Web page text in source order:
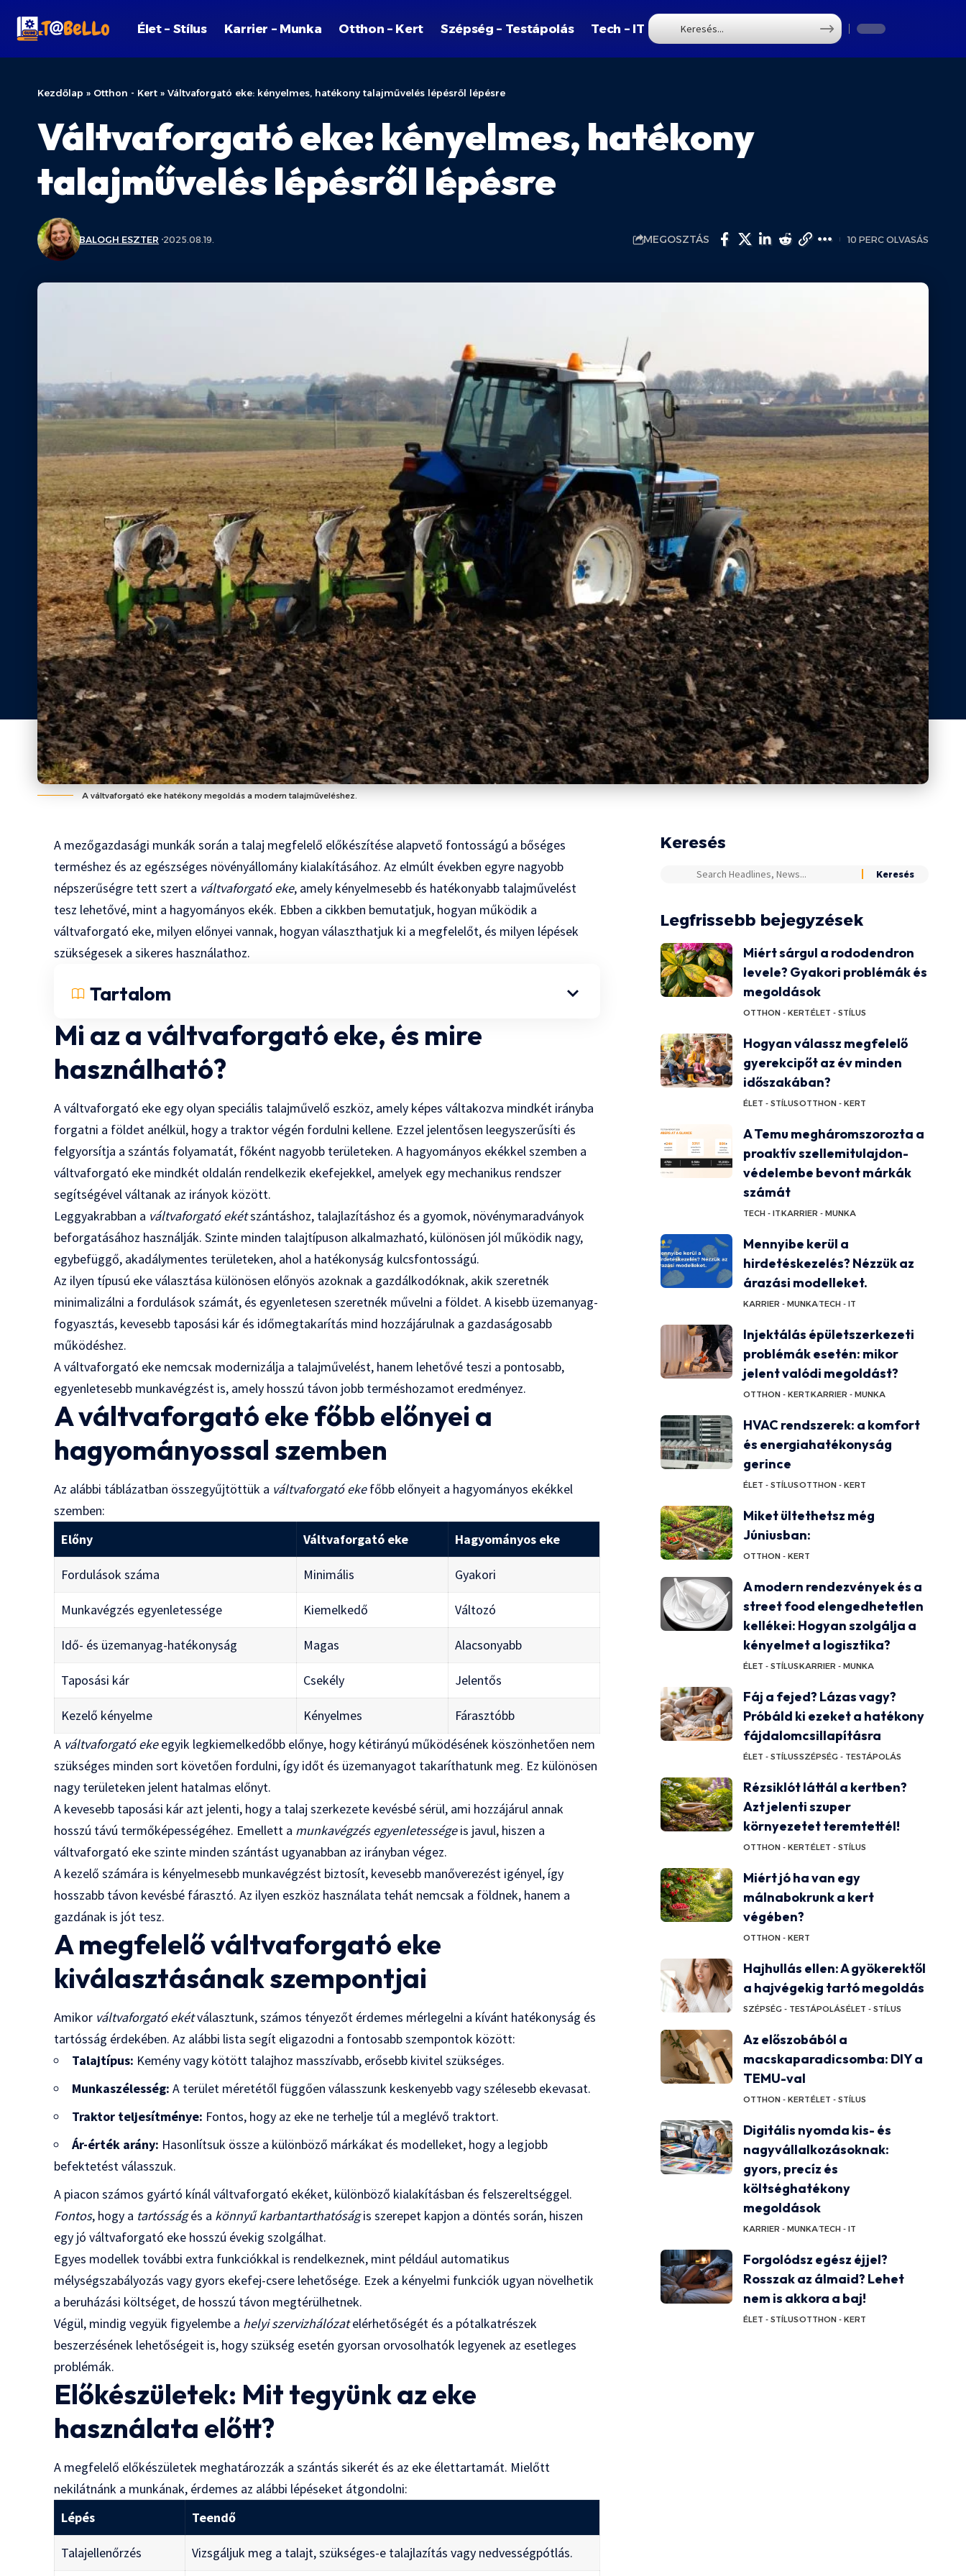
Élet – Stílus Karrier – Munka Otthon – Kert Szépség – Testápolás Tech – IT
Kezdőlap » Otthon - Kert » Váltvaforgató eke: kényelmes, hatékony talajművelés lépésről lépésre
Váltvaforgató eke: kényelmes, hatékony
talajművelés lépésről lépésre
BALOGH ESZTER 2025.08.19. MEGOSZTÁS 10 PERC OLVASÁS
A váltvaforgató eke hatékony megoldás a modern talajműveléshez.
A mezőgazdasági munkák során a talaj megfelelő előkészítése alapvető fontosságú a bőséges
terméshez és az egészséges növényállomány kialakításához. Az elmúlt években egyre nagyobb
népszerűségre tett szert a váltvaforgató eke, amely kényelmesebb és hatékonyabb talajművelést
tesz lehetővé, mint a hagyományos ekék. Ebben a cikkben bemutatjuk, hogyan működik a
váltvaforgató eke, milyen előnyei vannak, hogyan választhatjuk ki a megfelelőt, és milyen lépések
szükségesek a sikeres használathoz.
Tartalom
Mi az a váltvaforgató eke, és mire
használható?
A váltvaforgató eke egy olyan speciális talajművelő eszköz, amely képes váltakozva mindkét irányba
forgatni a földet anélkül, hogy a traktor végén fordulni kellene. Ezzel jelentősen leegyszerűsíti és
felgyorsítja a szántás folyamatát, főként nagyobb területeken. A hagyományos ekékkel szemben a
váltvaforgató eke mindkét oldalán rendelkezik ekefejekkel, amelyek egy mechanikus rendszer
segítségével váltanak az irányok között.
Leggyakrabban a váltvaforgató ekétszántáshoz, talajlazításhoz és a gyomok, növénymaradványok
beforgatásához használják. Szinte minden talajtípuson alkalmazható, különösen jól működik nagy,
egybefüggő, akadálymentes területeken, ahol a hatékonyság kulcsfontosságú.
Az ilyen típusú eke választása különösen előnyös azoknak a gazdálkodóknak, akik szeretnék
minimalizálni a fordulások számát, és egyenletesen szeretnék művelni a földet. A kisebb üzemanyag-
fogyasztás, kevesebb taposási kár és időmegtakarítás mind hozzájárulnak a gazdaságosabb
működéshez.
A váltvaforgató eke nemcsak modernizálja a talajművelést, hanem lehetővé teszi a pontosabb,
egyenletesebb munkavégzést is, amely hosszú távon jobb terméshozamot eredményez.
A váltvaforgató eke főbb előnyei a
hagyományossal szemben
Az alábbi táblázatban összegyűjtöttük a váltvaforgató ekefőbb előnyeit a hagyományos ekékkel
szemben:
Előny
Váltvaforgató eke Hagyományos eke
Fordulások száma Minimális Gyakori
Munkavégzés egyenletessége Kiemelkedő Változó
Idő- és üzemanyag-hatékonyság Magas Alacsonyabb
Taposási kár Csekély Jelentős
Kezelő kényelme Kényelmes
Fárasztóbb
A váltvaforgató ekeegyik legkiemelkedőbb előnye, hogy kétirányú működésének köszönhetően nem
szükséges minden sort követően fordulni, így időt és üzemanyagot takaríthatunk meg. Ez különösen
nagy területeken jelent hatalmas előnyt.
A kevesebb taposási kár azt jelenti, hogy a talaj szerkezete kevésbé sérül, ami hozzájárul annak
hosszú távú termőképességéhez. Emellett a munkavégzés egyenletességeis javul, hiszen a
váltvaforgató eke szinte minden szántást ugyanabban az irányban végez.
A kezelő számára is kényelmesebb munkavégzést biztosít, kevesebb manőverezést igényel, így
hosszabb távon kevésbé fárasztó. Az ilyen eszköz használata tehát nemcsak a földnek, hanem a
gazdának is jót tesz.
A megfelelő váltvaforgató eke
kiválasztásának szempontjai
Amikor váltvaforgató ekétválasztunk, számos tényezőt érdemes mérlegelni a kívánt hatékonyság és
tartósság érdekében. Az alábbi lista segít eligazodni a fontosabb szempontok között:
Talajtípus: Kemény vagy kötött talajhoz masszívabb, erősebb kivitel szükséges.
Munkaszélesség: A terület méretétől függően válasszunk keskenyebb vagy szélesebb ekevasat.
Traktor teljesítménye: Fontos, hogy az eke ne terhelje túl a meglévő traktort.
Ár-érték arány: Hasonlítsuk össze a különböző márkákat és modelleket, hogy a legjobb
befektetést válasszuk.
A piacon számos gyártó kínál váltvaforgató ekéket, különböző kialakításban és felszereltséggel.
Fontos, hogy a tartósságés a könnyű karbantarthatóságis szerepet kapjon a döntés során, hiszen
egy jó váltvaforgató eke hosszú évekig szolgálhat.
Egyes modellek további extra funkciókkal is rendelkeznek, mint például automatikus
mélységszabályozás vagy gyors ekefej-csere lehetősége. Ezek a kényelmi funkciók ugyan növelhetik
a beruházási költséget, de hosszú távon megtérülhetnek.
Végül, mindig vegyük figyelembe a helyi szervizhálózatelérhetőségét és a pótalkatrészek
beszerzésének lehetőségeit is, hogy szükség esetén gyorsan orvosolhatók legyenek az esetleges
problémák.
Előkészületek: Mit tegyünk az eke
használata előtt?
A megfelelő előkészületek meghatározzák a szántás sikerét és az eke élettartamát. Mielőtt
nekilátnánk a munkának, érdemes az alábbi lépéseket átgondolni:
Lépés
Teendő
Talajellenőrzés Vizsgáljuk meg a talajt, szükséges-e talajlazítás vagy nedvességpótlás.
Keresés
Legfrissebb bejegyzések
Miért sárgul a rododendron
levele? Gyakori problémák és
megoldások
OTTHON - KERTÉLET - STÍLUS
Hogyan válassz megfelelő
gyerekcipőt az év minden
időszakában?
ÉLET - STÍLUSOTTHON - KERT
A Temu megháromszorozta a
proaktív szellemitulajdon-
védelembe bevont márkák
számát
TECH - ITKARRIER - MUNKA
Mennyibe kerül a
hirdetéskezelés? Nézzük az
árazási modelleket.
KARRIER - MUNKATECH - IT
Injektálás épületszerkezeti
problémák esetén: mikor
jelent valódi megoldást?
OTTHON - KERTKARRIER - MUNKA
HVAC rendszerek: a komfort
és energiahatékonyság
gerince
ÉLET - STÍLUSOTTHON - KERT
Miket ültethetsz még
Júniusban:
OTTHON - KERT
A modern rendezvények és a
street food elengedhetetlen
kellékei: Hogyan szolgálja a
kényelmet a logisztika?
ÉLET - STÍLUSKARRIER - MUNKA
Fáj a fejed? Lázas vagy?
Próbáld ki ezeket a hatékony
fájdalomcsillapításra
ÉLET - STÍLUSSZÉPSÉG - TESTÁPOLÁS
Rézsiklót láttál a kertben?
Azt jelenti szuper
környezetet teremtettél!
OTTHON - KERTÉLET - STÍLUS
Miért jó ha van egy
málnabokrunk a kert
végében?
OTTHON - KERT
Hajhullás ellen: A gyökerektől
a hajvégekig tartó megoldás
SZÉPSÉG - TESTÁPOLÁSÉLET - STÍLUS
Az előszobából a
macskaparadicsomba: DIY a
TEMU-val
OTTHON - KERTÉLET - STÍLUS
Digitális nyomda kis- és
nagyvállalkozásoknak:
gyors, precíz és
költséghatékony
megoldások
KARRIER - MUNKATECH - IT
Forgolódsz egész éjjel?
Rosszak az álmaid? Lehet
nem is akkora a baj!
ÉLET - STÍLUSOTTHON - KERT